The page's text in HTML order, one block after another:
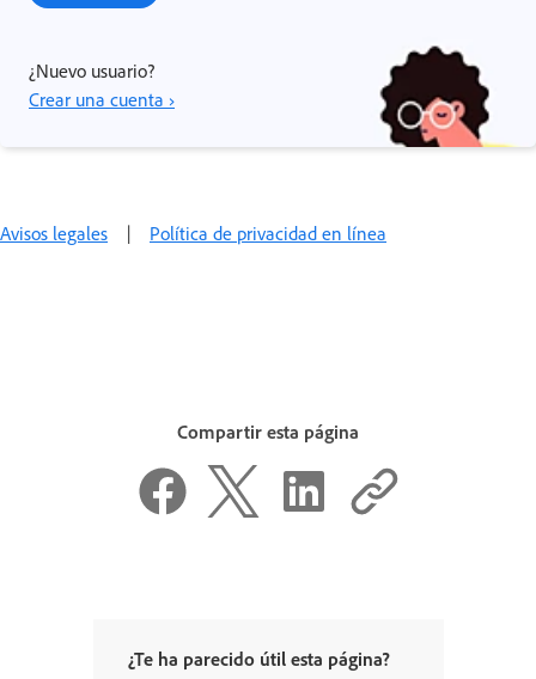
¿Nuevo usuario?
Crear una cuenta ›
Avisos legales | Política de privacidad en línea
Compartir esta página
¿Te ha parecido útil esta página?